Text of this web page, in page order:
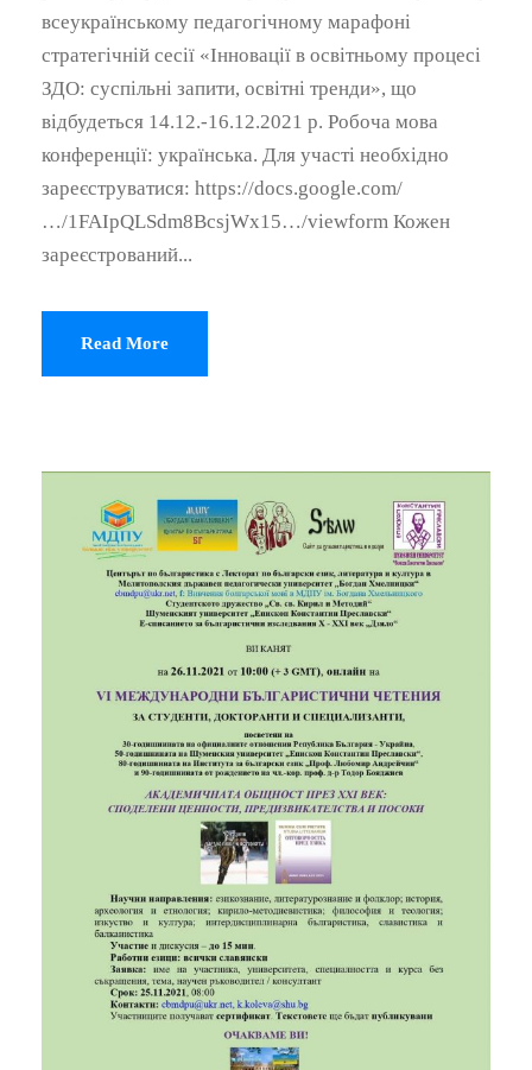
всеукраїнському педагогічному марафоні
стратегічній сесії «Інновації в освітньому процесі
ЗДО: суспільні запити, освітні тренди», що
відбудеться 14.12.-16.12.2021 р. Робоча мова
конференції: українська. Для участі необхідно
зареєструватися: https://docs.google.com/
…/1FAIpQLSdm8BcsjWx15…/viewform Кожен
зареєстрований...
Read More